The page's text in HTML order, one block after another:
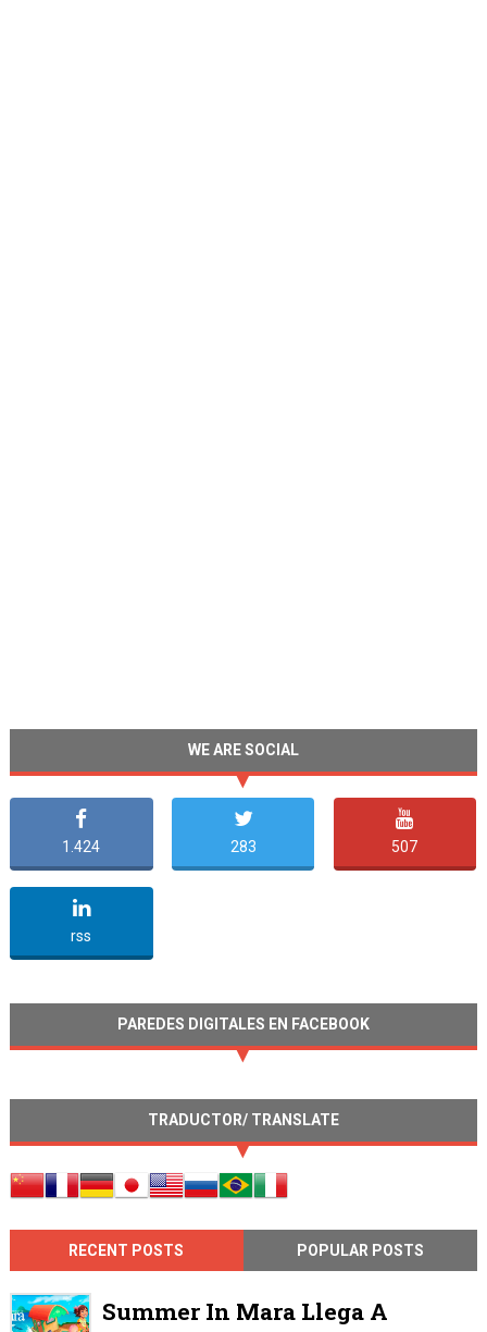
WE ARE SOCIAL
1.424 283 507
rss
PAREDES DIGITALES EN FACEBOOK
TRADUCTOR/ TRANSLATE
RECENT POSTS POPULAR POSTS
Summer In Mara Llega A